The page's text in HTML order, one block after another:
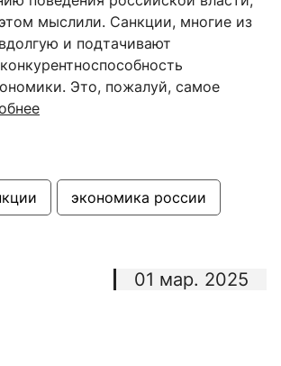
мыслили. Санкции, многие из
и подтачивают
Это, пожалуй, самое
экономика россии
01 мар. 2025